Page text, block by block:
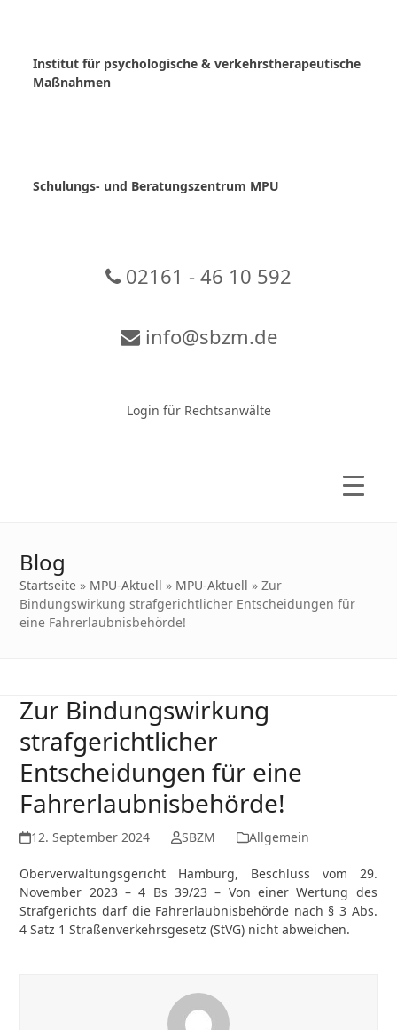
Institut für psychologische & verkehrstherapeutische
Maßnahmen
Schulungs- und Beratungszentrum MPU
02161 - 46 10 592
info@sbzm.de
Login für Rechtsanwälte
Blog
Startseite » MPU-Aktuell » MPU-Aktuell »Zur
Bindungswirkung strafgerichtlicher Entscheidungen für
eine Fahrerlaubnisbehörde!
Zur Bindungswirkung
strafgerichtlicher
Entscheidungen für eine
Fahrerlaubnisbehörde!
12. September 2024 SBZM Allgemein
Oberverwaltungsgericht Hamburg, Beschluss vom 29.
November 2023 – 4 Bs 39/23 – Von einer Wertung des
Strafgerichts darf die Fahrerlaubnisbehörde nach § 3 Abs.
4 Satz 1 Straßenverkehrsgesetz (StVG) nicht abweichen.